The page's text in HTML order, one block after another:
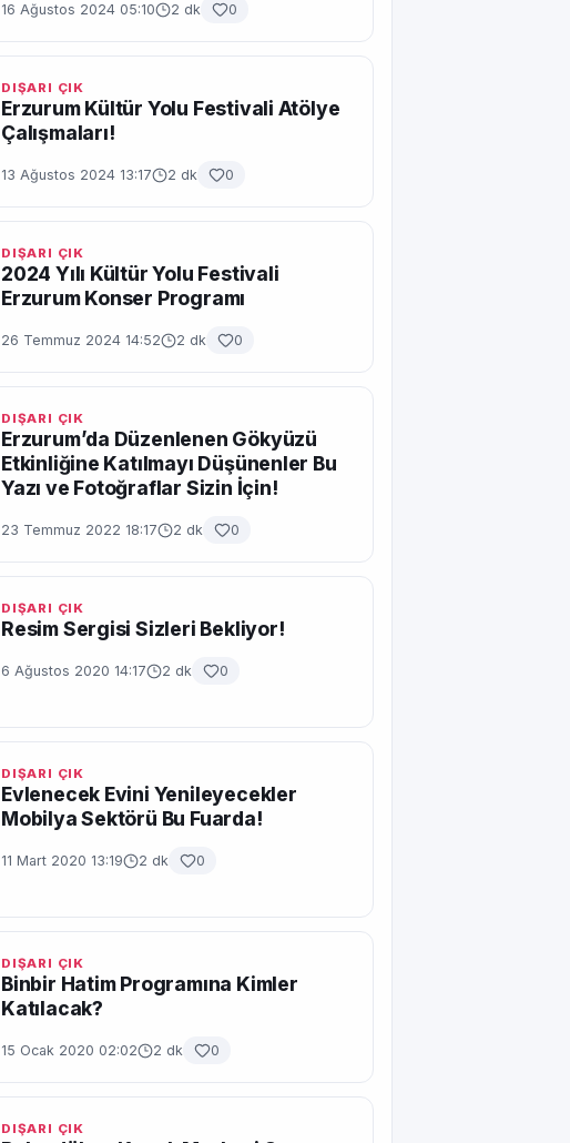
16 Ağustos 2024 05:10 2 dk 0
DIŞARI ÇIK
Erzurum Kültür Yolu Festivali Atölye
Çalışmaları!
13 Ağustos 2024 13:17 2 dk 0
DIŞARI ÇIK
2024 Yılı Kültür Yolu Festivali
Erzurum Konser Programı
26 Temmuz 2024 14:52 2 dk 0
DIŞARI ÇIK
Erzurum’da Düzenlenen Gökyüzü
Etkinliğine Katılmayı Düşünenler Bu
Yazı ve Fotoğraflar Sizin İçin!
23 Temmuz 2022 18:17 2 dk 0
DIŞARI ÇIK
Resim Sergisi Sizleri Bekliyor!
6 Ağustos 2020 14:17 2 dk 0
DIŞARI ÇIK
Evlenecek Evini Yenileyecekler
Mobilya Sektörü Bu Fuarda!
11 Mart 2020 13:19 2 dk 0
DIŞARI ÇIK
Binbir Hatim Programına Kimler
Katılacak?
15 Ocak 2020 02:02 2 dk 0
DIŞARI ÇIK